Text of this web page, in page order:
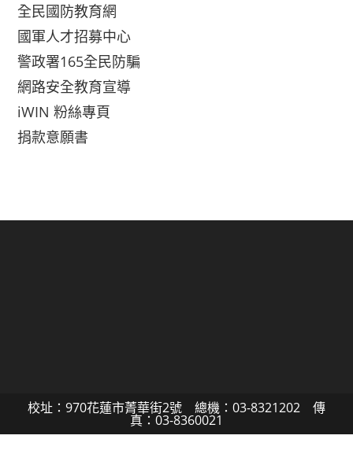
全民國防教育網
國軍人才招募中心
警政署165全民防騙
網路安全教育宣導
iWIN 粉絲專頁
捐款意願書
校址：970花蓮市菁華街2號 總機：03-8321202 傳
真：03-8360021